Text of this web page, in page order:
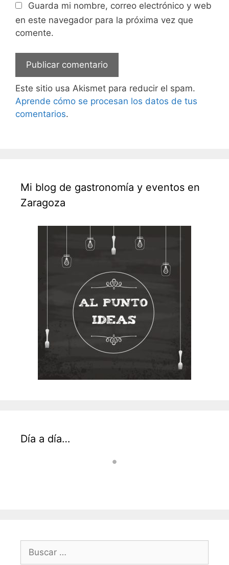
Guarda mi nombre, correo electrónico y web
en este navegador para la próxima vez que
comente.
Este sitio usa Akismet para reducir el spam.
Aprende cómo se procesan los datos de tus
comentarios.
Mi blog de gastronomía y eventos en
Zaragoza
Día a día…
Buscar: